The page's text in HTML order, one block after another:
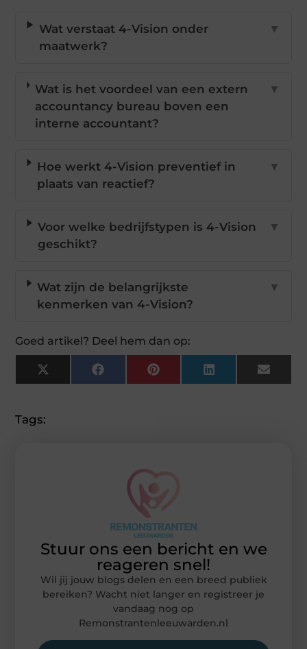
Wat verstaat 4-Vision onder
maatwerk?
▼
Wat is het voordeel van een extern
accountancy bureau boven een
interne accountant?
▼
Hoe werkt 4-Vision preventief in
plaats van reactief?
▼
Voor welke bedrijfstypen is 4-Vision
geschikt?
▼
Wat zijn de belangrijkste
kenmerken van 4-Vision?
▼
Goed artikel? Deel hem dan op:
X
(Twitter)
FacebookPinterestLinkedInEmail
Tags:
Stuur ons een bericht en we
reageren snel!
Wil jij jouw blogs delen en een breed publiek
bereiken? Wacht niet langer en registreer je
vandaag nog op
Remonstrantenleeuwarden.nl